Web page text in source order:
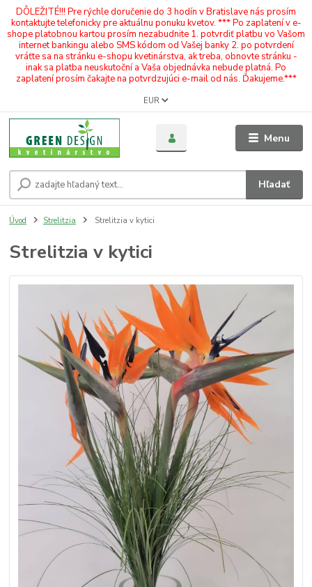
DÔLEŽITÉ!!! Pre rýchle doručenie do 3 hodín v Bratislave nás prosím
kontaktujte telefonicky pre aktuálnu ponuku kvetov. *** Po zaplatení v e-
shope platobnou kartou prosím nezabudnite 1. potvrdiť platbu vo Vašom
internet bankingu alebo SMS kódom od Vašej banky 2. po potvrdení
vráťte sa na stránku e-shopu kvetinárstva, ak treba, obnovte stránku -
inak sa platba neuskutoční a Vaša objednávka nebude platná. Po
zaplatení prosím čakajte na potvrdzujúci e-mail od nás. Ďakujeme.***
Menu
EUR
Hľadať
Úvod Strelitzia Strelitzia v kytici
Strelitzia v kytici